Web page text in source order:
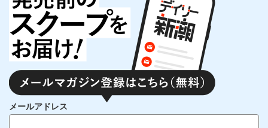
メールアドレス